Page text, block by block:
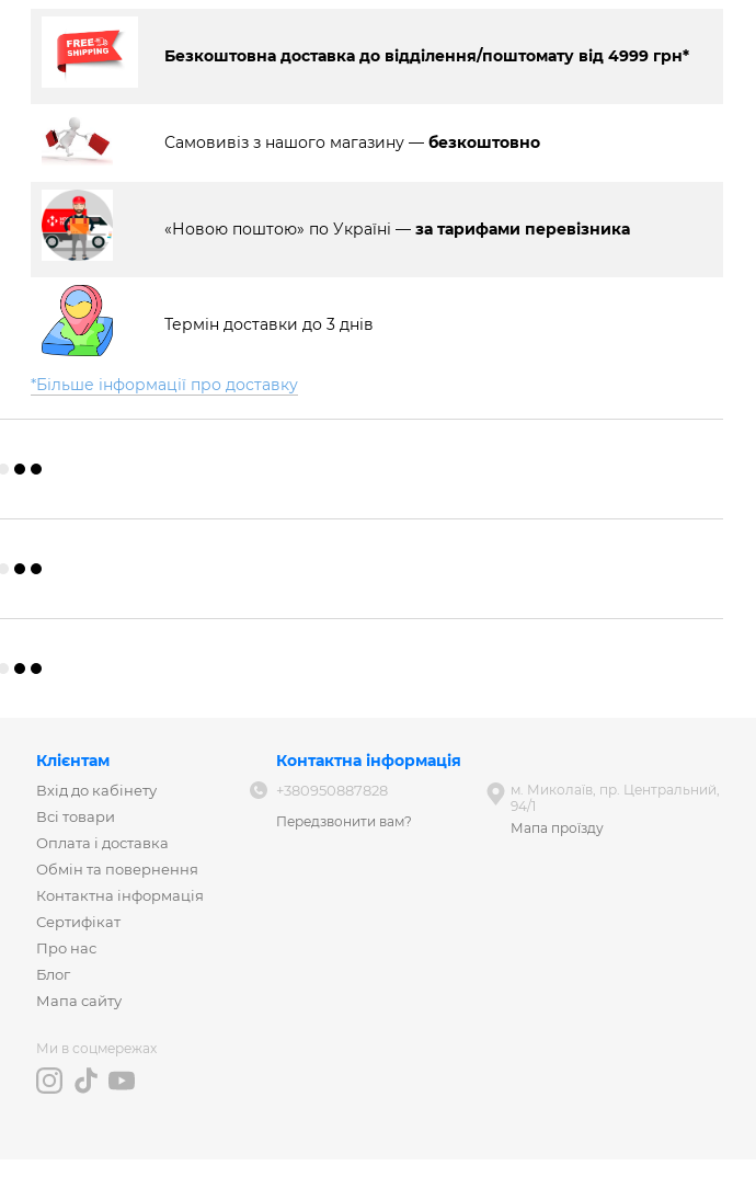
Безкоштовна доставка до відділення/поштомату від 4999 грн*
Самовивіз з нашого магазину — безкоштовно
«Новою поштою» по Україні — за тарифами перевізника
Термін доставки до 3 днів
*Більше інформації про доставку
Клієнтам
Вхід до кабінету
Всі товари
Оплата і доставка
Обмін та повернення
Контактна інформація
Сертифікат
Про нас
Блог
Мапа сайту
Ми в соцмережах
Контактна інформація
+380950887828
Передзвонити вам?
м. Миколаїв, пр. Центральний,
94/1
Мапа проїзду